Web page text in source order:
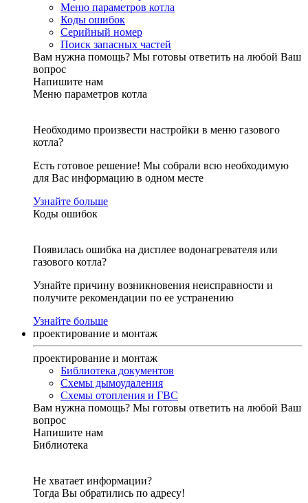
Меню параметров котла
Коды ошибок
Серийный номер
Поиск запасных частей
Вам нужна помощь? Мы готовы ответить на любой Ваш
вопрос
Напишите нам
Меню параметров котла
Необходимо произвести настройки в меню газового
котла?
Есть готовое решение! Мы собрали всю необходимую
для Вас информацию в одном месте
Узнайте больше
Коды ошибок
Появилась ошибка на дисплее водонагревателя или
газового котла?
Узнайте причину возникновения неисправности и
получите рекомендации по ее устранению
Узнайте больше
проектирование и монтаж
проектирование и монтаж
Библиотека документов
Схемы дымоудаления
Схемы отопления и ГВС
Вам нужна помощь? Мы готовы ответить на любой Ваш
вопрос
Напишите нам
Библиотека
Не хватает информации?
Тогда Вы обратились по адресу!